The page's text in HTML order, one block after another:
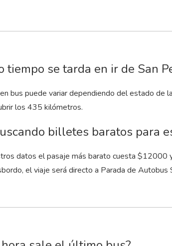
tiempo se tarda en ir de San
bus puede variar dependiendo del estado de
los 435 kilómetros.
billetes baratos para
datos el pasaje más barato cuesta $12000
el viaje será directo a Parada de Autobus